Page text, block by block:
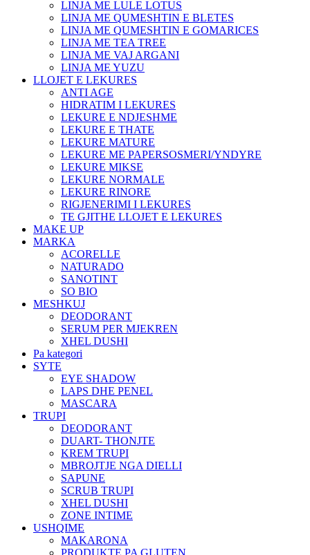
LINJA ME LULE LOTUS
LINJA ME QUMESHTIN E BLETES
LINJA ME QUMESHTIN E GOMARICES
LINJA ME TEA TREE
LINJA ME VAJ ARGANI
LINJA ME YUZU
LLOJET E LEKURES
ANTI AGE
HIDRATIM I LEKURES
LEKURE E NDJESHME
LEKURE E THATE
LEKURE MATURE
LEKURE ME PAPERSOSMERI/YNDYRE
LEKURE MIKSE
LEKURE NORMALE
LEKURE RINORE
RIGJENERIMI I LEKURES
TE GJITHE LLOJET E LEKURES
MAKE UP
MARKA
ACORELLE
NATURADO
SANOTINT
SO BIO
MESHKUJ
DEODORANT
SERUM PER MJEKREN
XHEL DUSHI
Pa kategori
SYTE
EYE SHADOW
LAPS DHE PENEL
MASCARA
TRUPI
DEODORANT
DUART- THONJTE
KREM TRUPI
MBROJTJE NGA DIELLI
SAPUNE
SCRUB TRUPI
XHEL DUSHI
ZONE INTIME
USHQIME
MAKARONA
PRODUKTE PA GLUTEN